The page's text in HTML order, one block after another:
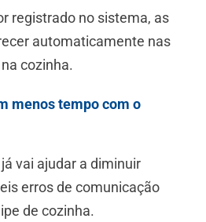
registrado no sistema, as
automaticamente nas
cozinha.
menos tempo com o
vai ajudar a diminuir
erros de comunicação
de cozinha.